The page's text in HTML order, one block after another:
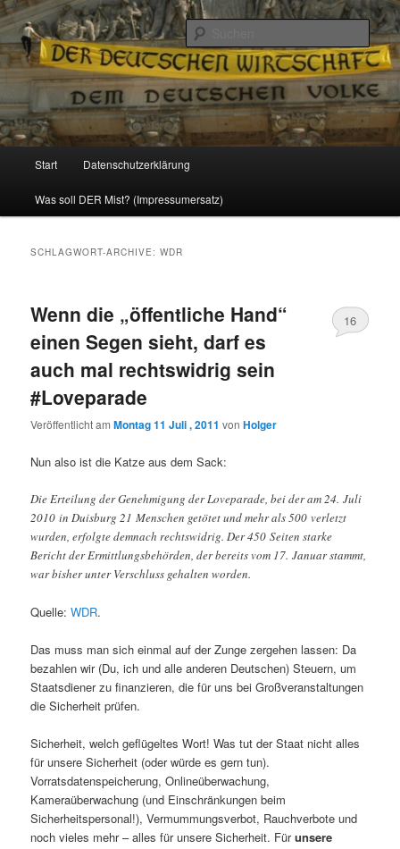
Reizzentrum
Politik, Wirtschaft, Soziales und Gesellschaft
Zum
Inhalt
Zum
sekundären
Start Datenschutzerklärung
Was soll DER Mist? (Impressumersatz)
SCHLAGWORT-ARCHIVE:WDR
Wenn die „öffentliche Hand“
einen Segen sieht, darf es
auch mal rechtswidrig sein
#Loveparade
Veröffentlicht amMontag 11 Juli , 2011 vonHolger
16
Nun also ist die Katze aus dem Sack:
Die Erteilung der Genehmigung der Loveparade, bei der am 24. Juli
2010 in Duisburg 21 Menschen getötet und mehr als 500 verletzt
wurden, erfolgte demnach rechtswidrig. Der 450 Seiten starke
Bericht der Ermittlungsbehörden, der bereits vom 17. Januar stammt,
war bisher unter Verschluss gehalten worden.
Quelle:WDR.
Das muss man sich einmal auf der Zunge zergehen lassen: Da
bezahlen wir (Du, ich und alle anderen Deutschen) Steuern, um
Staatsdiener zu finanzieren, die für uns bei Großveranstaltungen
die Sicherheit prüfen.
Sicherheit, welch geflügeltes Wort! Was tut der Staat nicht alles
für unsere Sicherheit (oder würde es gern tun).
Vorratsdatenspeicherung, Onlineüberwachung,
Kameraüberwachung (und Einschränkungen beim
Sicherheitspersonal!), Vermummungsverbot, Rauchverbote und
noch vieles mehr – alles für unsere Sicherheit. Fürunsere